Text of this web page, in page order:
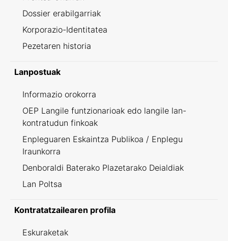
Dossier erabilgarriak
Korporazio-Identitatea
Pezetaren historia
Lanpostuak
Informazio orokorra
OEP Langile funtzionarioak edo langile lan-
kontratudun finkoak
Enpleguaren Eskaintza Publikoa / Enplegu
Iraunkorra
Denboraldi Baterako Plazetarako Deialdiak
Lan Poltsa
Kontratatzailearen profila
Eskuraketak